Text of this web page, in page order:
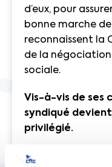
d’eux, pour
bonne marche de
reconnaissent la
de la
sociale.
Vis-à-vis de ses
syndiqué
privilégié.
Mieux informé,